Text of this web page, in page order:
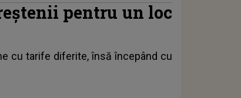
pentru un loc
cu tarife diferite, însă începând cu